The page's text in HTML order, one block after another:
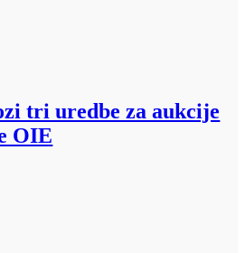
tri uredbe za aukcije
OIE